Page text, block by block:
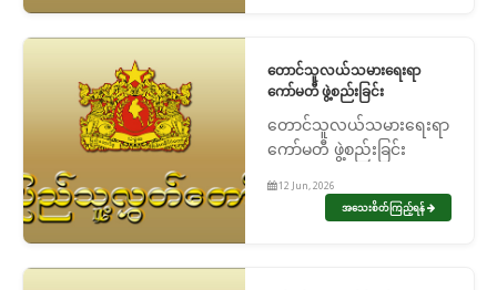
တောင်သူလယ်သမားရေးရာ
ကော်မတီ ဖွဲ့စည်းခြင်း
တောင်သူလယ်သမားရေးရာ
ကော်မတီ ဖွဲ့စည်းခြင်း
12 Jun, 2026
အသေးစိတ်ကြည့်ရန်